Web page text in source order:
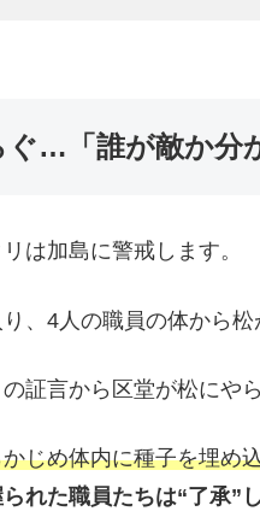
…「誰が敵か分
は加島に警戒します。
、4人の職員の体から松
証言から区堂が松にや
じめ体内に種子を埋め
れた職員たちは“了承”